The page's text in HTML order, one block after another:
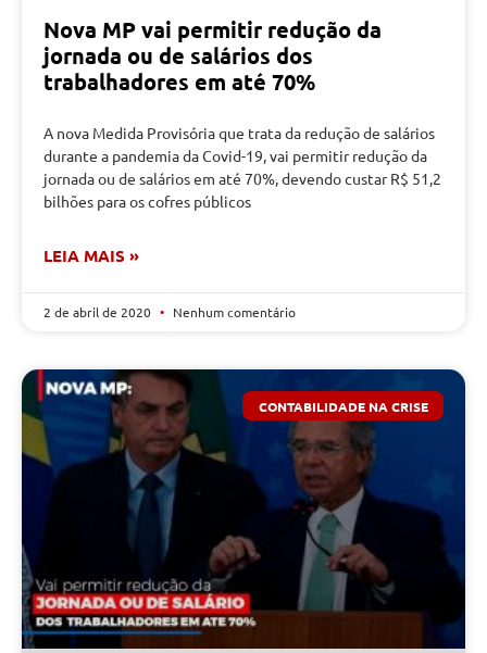
Nova MP vai permitir redução da
jornada ou de salários dos
trabalhadores em até 70%
A nova Medida Provisória que trata da redução de salários
durante a pandemia da Covid-19, vai permitir redução da
jornada ou de salários em até 70%, devendo custar R$ 51,2
bilhões para os cofres públicos
LEIA MAIS »
2 de abril de 2020 Nenhum comentário
CONTABILIDADE NA CRISE